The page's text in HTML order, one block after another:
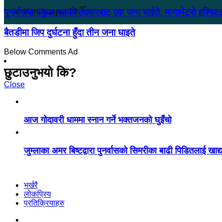
Kanchanpur 29℃
पुनर्वासमा स्कुल बसको ठक्करबाट एक जना घाईते, मायामेट्रो
बैतडीमा जिप दुर्घटना हुँदा तीन जना घाइते
Below Comments Ad
छुटाउनुभयो कि?
Close
आज गोदावरी धाममा स्नान गर्ने भक्तजनको घुइँचो
जुम्लाका अमर बिष्टद्वारा पुनर्वासको सिमरीका बाढी पिडितलाई
भर्खरै
लोकप्रिय
प्रतिक्रियाहरु